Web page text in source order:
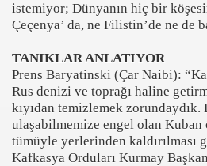
istemiyor; Dünyanın hiç bir
Çeçenya’ da, ne Filistin’de ne de
TANIKLAR ANLATIYOR
Prens Baryatinski (Çar Naibi):
Rus denizi ve toprağı haline
kıyıdan temizlemek zorundaydık.
ulaşabilmemize engel olan Kuban
tümüyle yerlerinden kaldırılması
Kafkasya Orduları Kurmay